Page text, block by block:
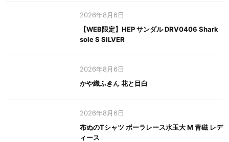
2026年8月6日
【WEB限定】HEP サンダル DRV0406 Shark
sole S SILVER
2026年8月6日
かや織ふきん 花と目白
2026年8月6日
布ぬのTシャツ ボーラレース水玉大 M 青磁 レデ
ィース